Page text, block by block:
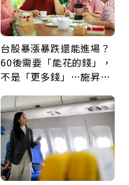
台股暴漲暴跌還能進場？
60後需要「能花的錢」，
不是「更多錢」…施昇
票